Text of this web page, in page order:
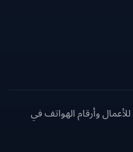
وأرقام الهواتف في